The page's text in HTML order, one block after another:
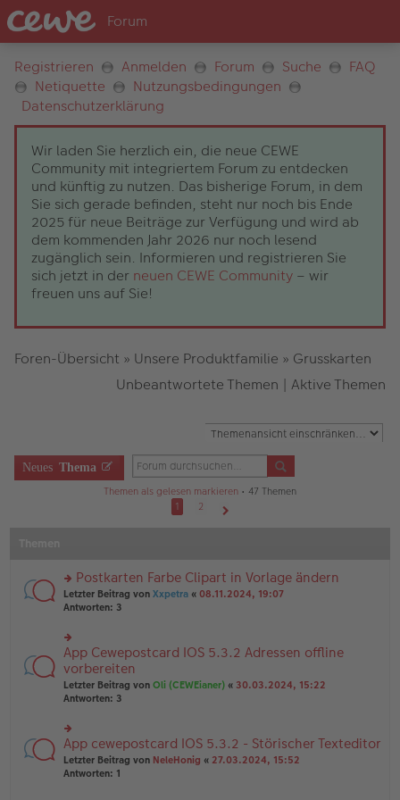
Registrieren Anmelden Forum Suche
FAQ
Netiquette
Nutzungsbedingungen
Datenschutzerklärung
Wir laden Sie herzlich ein, die neue CEWE
Community mit integriertem Forum zu entdecken
und künftig zu nutzen. Das bisherige Forum, in dem
Sie sich gerade befinden, steht nur noch bis Ende
2025 für neue Beiträge zur Verfügung und wird ab
dem kommenden Jahr 2026 nur noch lesend
zugänglich sein. Informieren und registrieren Sie
sich jetzt in der neuen CEWE Community – wir
freuen uns auf Sie!
Foren-Übersicht » Unsere Produktfamilie » Grusskarten
Unbeantwortete Themen | Aktive Themen
Neues Thema
Themen als gelesen markieren • 47 Themen
1
2
rs
te
u
n
g
el
es
e
er
B
ei
tr
a
Postkarten Farbe Clipart in Vorlage ändern
Letzter Beitrag von Xxpetra « 08.11.2024, 19:07
Antworten: 3
rs
te
r
u
n
el
es
e
n
App Cewepostcard IOS 5.3.2 Adressen offline
vorbereiten
Letzter Beitrag von Oli (CEWEianer) « 30.03.2024, 15:22
Antworten: 3
rs
te
r
App cewepostcard IOS 5.3.2 - Störischer Texteditor
Letzter Beitrag von NeleHonig « 27.03.2024, 15:52
Antworten: 1